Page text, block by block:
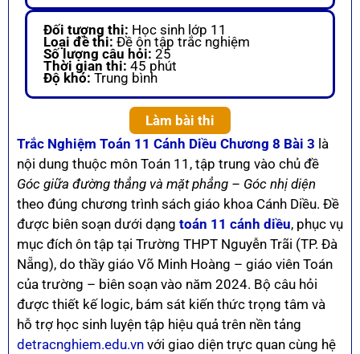
Đối tượng thi: Học sinh lớp 11
Loại đề thi: Đề ôn tập trắc nghiệm
Số lượng câu hỏi: 25
Thời gian thi: 45 phút
Độ khó: Trung bình
Làm bài thi
Trắc Nghiệm Toán 11 Cánh Diều Chương 8 Bài 3 là
nội dung thuộc môn Toán 11, tập trung vào chủ đề
Góc giữa đường thẳng và mặt phẳng – Góc nhị diện
theo đúng chương trình sách giáo khoa Cánh Diều. Đề
được biên soạn dưới dạng toán 11 cánh diều, phục vụ
mục đích ôn tập tại Trường THPT Nguyễn Trãi (TP. Đà
Nẵng), do thầy giáo Võ Minh Hoàng – giáo viên Toán
của trường – biên soạn vào năm 2024. Bộ câu hỏi
được thiết kế logic, bám sát kiến thức trọng tâm và
hỗ trợ học sinh luyện tập hiệu quả trên nền tảng
detracnghiem.edu.vn với giao diện trực quan cùng hệ